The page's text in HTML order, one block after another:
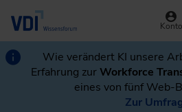
Konto
Wie verändert KI unsere
Erfahrung zurWorkforce
eines von fünf Web-
Zur